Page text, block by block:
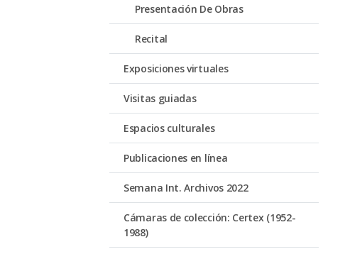
Presentación De Obras
Recital
Exposiciones virtuales
Visitas guiadas
Espacios culturales
Publicaciones en línea
Semana Int. Archivos 2022
Cámaras de colección: Certex (1952-
1988)